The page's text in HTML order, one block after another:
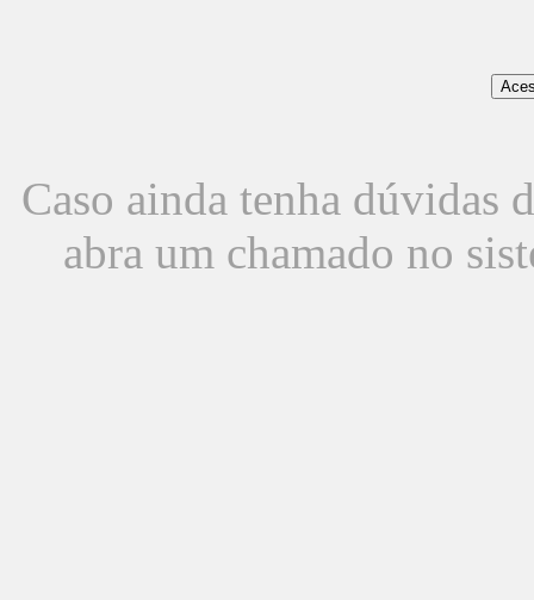
Caso ainda tenha dúvidas
abra um chamado no